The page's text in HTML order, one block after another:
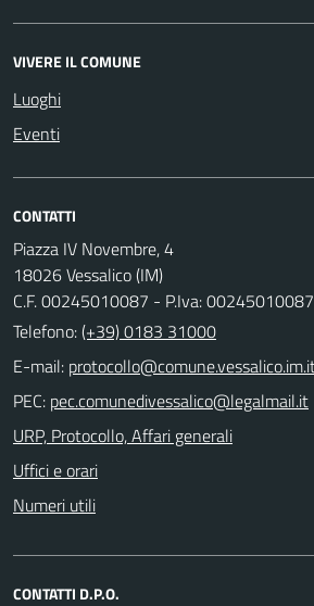
VIVERE IL COMUNE
Luoghi
Eventi
CONTATTI
Piazza IV Novembre, 4
18026 Vessalico (IM)
C.F. 00245010087 - P.Iva: 00245010087
Telefono:(+39) 0183 31000
E-mail:
PEC:
URP, Protocollo, Affari generali
Uffici e orari
Numeri utili
CONTATTI D.P.O.